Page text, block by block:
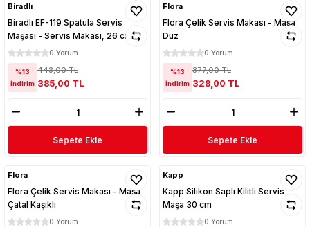
Biradlı
Biradlı EF-119 Spatula Servis
Maşası - Servis Makası, 26 cm
0 Yorum
%13
İndirim
443,00 TL
385,00 TL
Sepete Ekle
Flora
Flora Çelik Servis Makası - Maşa
Düz
0 Yorum
%13
İndirim
377,00 TL
328,00 TL
Sepete Ekle
Flora
Flora Çelik Servis Makası - Maşa
Çatal Kaşıklı
0 Yorum
Kapp
Kapp Silikon Saplı Kilitli Servis
Maşa 30 cm
0 Yorum